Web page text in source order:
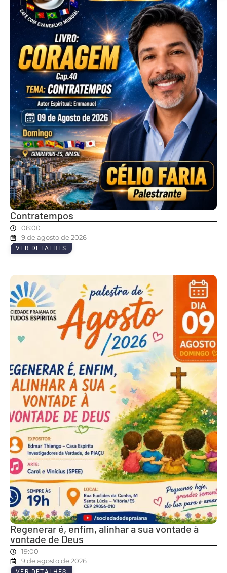
Contratempos
08:00
9 de agosto de 2026
VER DETALHES
Regenerar é, enfim, alinhar a sua vontade à
vontade de Deus
19:00
9 de agosto de 2026